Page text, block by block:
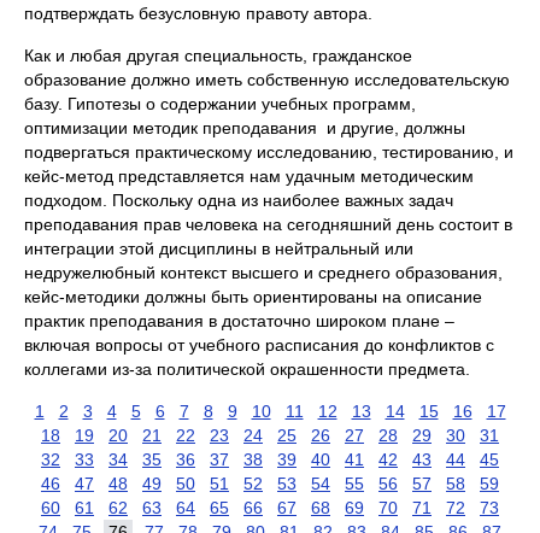
подтверждать безусловную правоту автора.
Как и любая другая специальность, гражданское
образование должно иметь собственную исследовательскую
базу. Гипотезы о содержании учебных программ,
оптимизации методик преподавания и другие, должны
подвергаться практическому исследованию, тестированию, и
кейс-метод представляется нам удачным методическим
подходом. Поскольку одна из наиболее важных задач
преподавания прав человека на сегодняшний день состоит в
интеграции этой дисциплины в нейтральный или
недружелюбный контекст высшего и среднего образования,
кейс-методики должны быть ориентированы на описание
практик преподавания в достаточно широком плане –
включая вопросы от учебного расписания до конфликтов с
коллегами из-за политической окрашенности предмета.
1 2 3 4 5 6 7 8 9 10 11 12 13 14 15 16
17
18
19 20 21 22 23 24 25 26 27 28 29 30
31
32
33 34 35 36 37 38 39 40 41 42 43 44
45
46
47 48 49 50 51 52 53 54 55 56 57 58
59
60
61 62 63 64 65 66 67 68 69 70 71 72
73